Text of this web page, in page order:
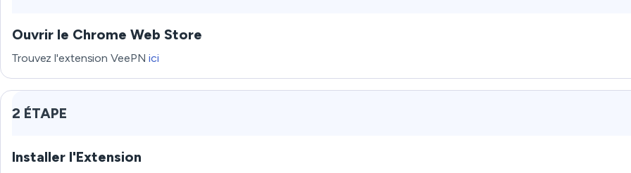
Ouvrir le Chrome Web Store
Trouvez l'extension VeePNici
2 ÉTAPE
Installer l'Extension